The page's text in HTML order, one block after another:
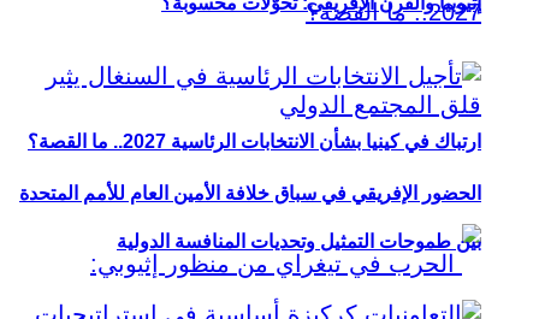
ارتباك في كينيا بشأن الانتخابات الرئاسية 2027.. ما القصة؟
الحضور الإفريقي في سباق خلافة الأمين العام للأمم المتحدة
بين طموحات التمثيل وتحديات المنافسة الدولية